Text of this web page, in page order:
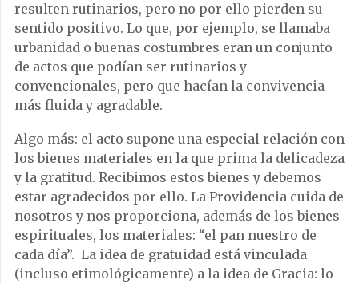
resulten rutinarios, pero no por ello pierden su
sentido positivo. Lo que, por ejemplo, se llamaba
urbanidad o buenas costumbres eran un conjunto
de actos que podían ser rutinarios y
convencionales, pero que hacían la convivencia
más fluida y agradable.
Algo más: el acto supone una especial relación con
los bienes materiales en la que prima la delicadeza
y la gratitud. Recibimos estos bienes y debemos
estar agradecidos por ello. La Providencia cuida de
nosotros y nos proporciona, además de los bienes
espirituales, los materiales: “el pan nuestro de
cada día”. La idea de gratuidad está vinculada
(incluso etimológicamente) a la idea de Gracia: lo